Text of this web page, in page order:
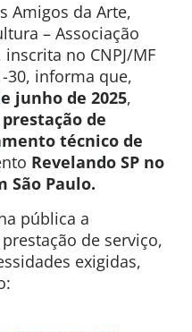
Amigos da Arte,
– Associação
no CNPJ/MF
30, informa que,
junho de 2025,
prestação de
técnico de
Revelando SP no
São Paulo.
pública a
de serviço,
exigidas,